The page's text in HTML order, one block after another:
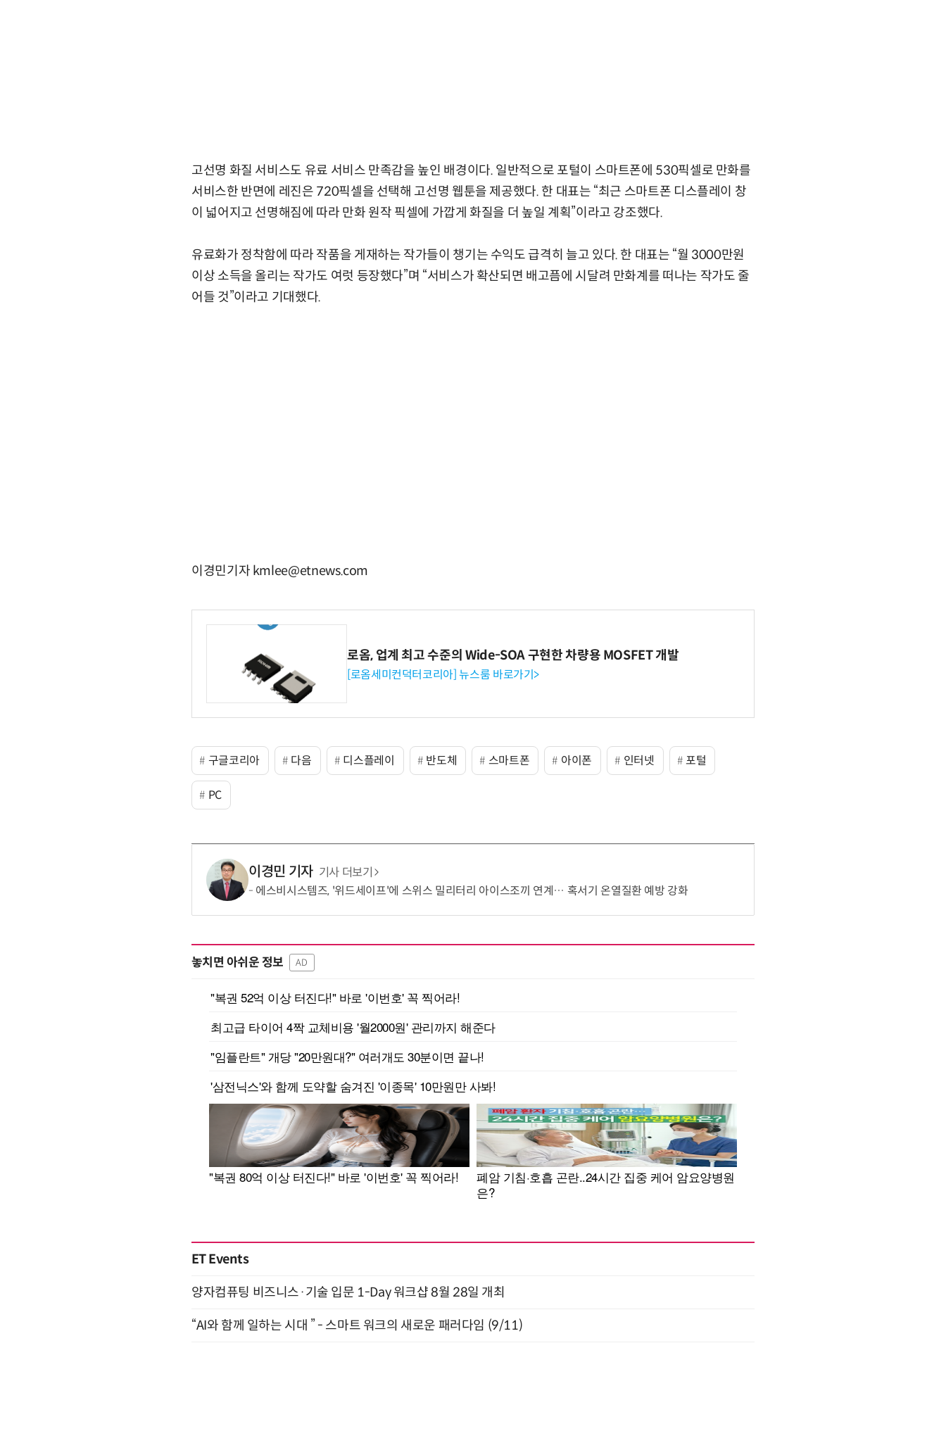
고선명 화질 서비스도 유료 서비스 만족감을 높인 배경이다. 일반적으로 포털이 스마트폰에 530픽셀로 만화를
서비스한 반면에 레진은 720픽셀을 선택해 고선명 웹툰을 제공했다. 한 대표는 “최근 스마트폰 디스플레이 창
이 넓어지고 선명해짐에 따라 만화 원작 픽셀에 가깝게 화질을 더 높일 계획”이라고 강조했다.
유료화가 정착함에 따라 작품을 게재하는 작가들이 챙기는 수익도 급격히 늘고 있다. 한 대표는 “월 3000만원
이상 소득을 올리는 작가도 여럿 등장했다”며 “서비스가 확산되면 배고픔에 시달려 만화계를 떠나는 작가도 줄
어들 것”이라고 기대했다.
이경민기자 kmlee@etnews.com
로옴, 업계 최고 수준의 Wide-SOA 구현한 차량용 MOSFET 개발
[로옴세미컨덕터코리아] 뉴스룸 바로가기>
구글코리아 다음 디스플레이 반도체 스마트폰 아이폰 인터넷 포털
PC
이경민 기자 기사 더보기
에스비시스템즈, '위드세이프'에 스위스 밀리터리 아이스조끼 연계… 혹서기 온열질환 예방 강화
놓치면 아쉬운 정보 AD
ET Events
양자컴퓨팅 비즈니스·기술 입문 1-Day 워크샵 8월 28일 개최
“AI와 함께 일하는 시대 ” - 스마트 워크의 새로운 패러다임 (9/11)